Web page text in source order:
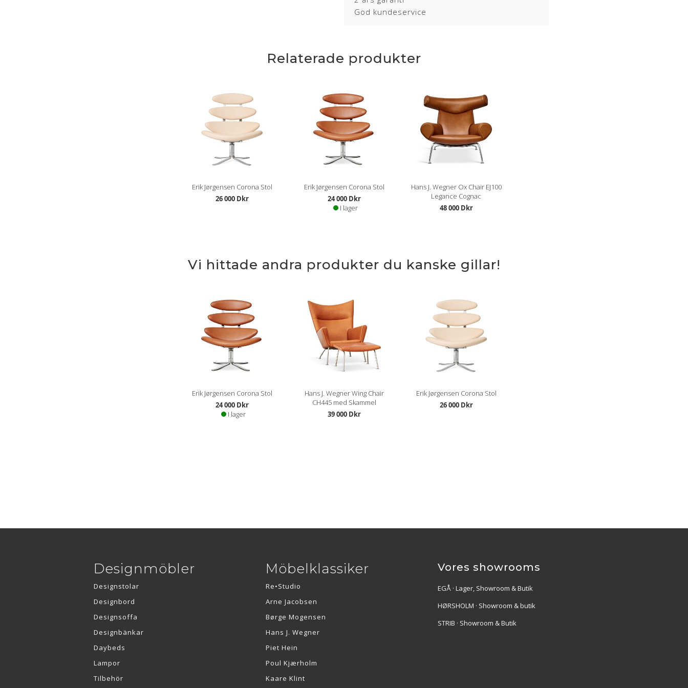
God kundeservice
Relaterade produkter
Erik Jørgensen Corona Stol
26 000 Dkr
Erik Jørgensen Corona Stol
24 000 Dkr
I lager
Hans J. Wegner Ox Chair EJ100
Legance Cognac
48 000 Dkr
Vi hittade andra produkter du kanske gillar!
Erik Jørgensen Corona Stol
24 000 Dkr
I lager
Hans J. Wegner Wing Chair
CH445 med Skammel
39 000 Dkr
Erik Jørgensen Corona Stol
26 000 Dkr
Designmöbler
Designstolar
Designbord
Designsoffa
Designbänkar
Daybeds
Lampor
Tilbehör
Möbelklassiker
Re•Studio
Arne Jacobsen
Børge Mogensen
Hans J. Wegner
Piet Hein
Poul Kjærholm
Kaare Klint
Vores showrooms
EGÅ · Lager, Showroom & Butik
HØRSHOLM · Showroom & butik
STRIB · Showroom & Butik